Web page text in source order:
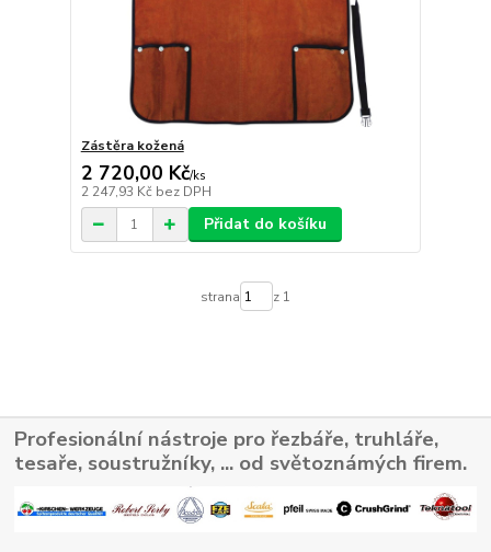
Zástěra kožená
2 720,00 Kč/ks
2 247,93 Kč bez DPH
Přidat do košíku
strana z 1
Profesionální nástroje pro řezbáře, truhláře,
tesaře, soustružníky, ... od světoznámých firem.